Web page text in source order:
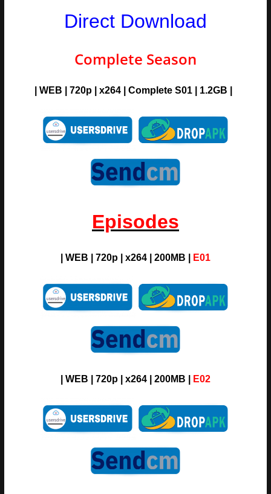
Direct Download
Complete Season
WEB | 720p | x264 | Complete S01 | 1.2GB |
Episodes
WEB | 720p | x264 | 200MB E01
WEB | 720p | x264 | 200MB E02